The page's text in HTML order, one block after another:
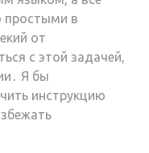
простыми в
от
с этой задачей,
Я бы
инструкцию